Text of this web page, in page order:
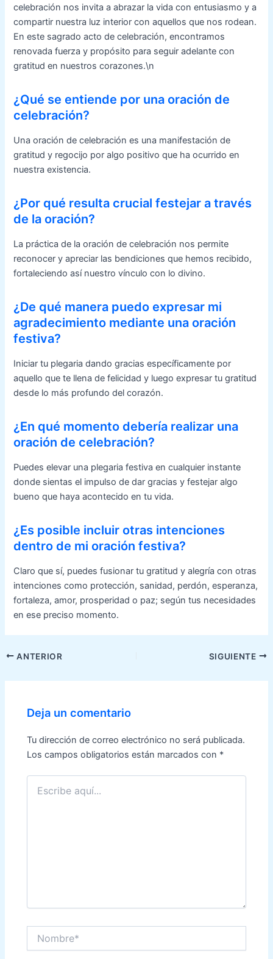
celebración nos invita a abrazar la vida con entusiasmo y a
compartir nuestra luz interior con aquellos que nos rodean.
En este sagrado acto de celebración, encontramos
renovada fuerza y propósito para seguir adelante con
gratitud en nuestros corazones.\n
¿Qué se entiende por una oración de
celebración?
Una oración de celebración es una manifestación de
gratitud y regocijo por algo positivo que ha ocurrido en
nuestra existencia.
¿Por qué resulta crucial festejar a través
de la oración?
La práctica de la oración de celebración nos permite
reconocer y apreciar las bendiciones que hemos recibido,
fortaleciendo así nuestro vínculo con lo divino.
¿De qué manera puedo expresar mi
agradecimiento mediante una oración
festiva?
Iniciar tu plegaria dando gracias específicamente por
aquello que te llena de felicidad y luego expresar tu gratitud
desde lo más profundo del corazón.
¿En qué momento debería realizar una
oración de celebración?
Puedes elevar una plegaria festiva en cualquier instante
donde sientas el impulso de dar gracias y festejar algo
bueno que haya acontecido en tu vida.
¿Es posible incluir otras intenciones
dentro de mi oración festiva?
Claro que sí, puedes fusionar tu gratitud y alegría con otras
intenciones como protección, sanidad, perdón, esperanza,
fortaleza, amor, prosperidad o paz; según tus necesidades
en ese preciso momento.
Navegación
entradas
ANTERIOR SIGUIENTE
Deja un comentario
Tu dirección de correo electrónico no será publicada.
Los campos obligatorios están marcados con *
Escribe
aquí...